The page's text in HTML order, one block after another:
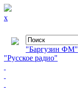
x
"Баргузин ФМ"
"Русское радио"